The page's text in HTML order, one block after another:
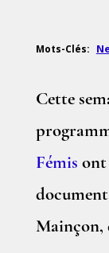
Mots-Clés:
Cette
Fémis ont
Mainçon,